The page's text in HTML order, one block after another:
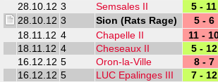
28.10.12 3 Semsales II 5 - 11
28.10.12 3 Sion (Rats Rage) 5 - 6
18.11.12 4 Chapelle II 11 -
18.11.12 4 Cheseaux II 5 - 12
16.12.12 5 Oron-la-Ville 8 - 7
16.12.12 5 LUC Epalinges III 7 - 12